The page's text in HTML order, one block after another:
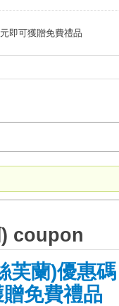
即可獲贈免費禮品
coupon
芙蘭)優惠
免費禮品